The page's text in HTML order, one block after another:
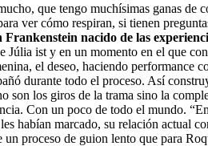
que tengo muchísimas ganas
ver cómo respiran, si tienen
Frankenstein nacido de las
Júlia ist y en un momento en el que
el deseo, haciendo performance
durante todo el proceso. Así
son los giros de la trama sino la
Con un poco de todo el mundo.
habían marcado, su relación actual
proceso de guion lento que para